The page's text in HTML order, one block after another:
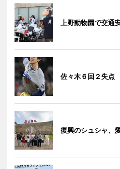
上野動物園で交通
佐々木６回２失点
復興のシュシャ、